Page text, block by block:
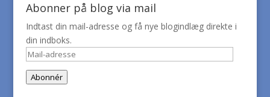
Abonner på blog via mail
Indtast din mail-adresse og få nye blogindlæg direkte i
din indboks.
Mail-
adresse
Abonnér